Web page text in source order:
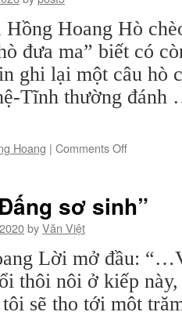
Hồng Hoang Hò
đưa ma” biết có
ghi lại một câu hò
Tĩnh thường
Hoang | Comments Offon
sơ sinh”
byVăn Việt
Lời mở đầu:
thôi nôi ở kiếp
sẽ thọ tới môt